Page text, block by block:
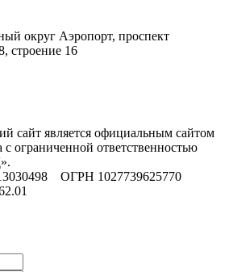
округ Аэропорт, проспект
строение 16
сайт является официальным сайтом
с ограниченной ответственностью
ОГРН 1027739625770